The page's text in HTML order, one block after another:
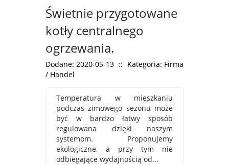
Świetnie przygotowane
kotły centralnego
ogrzewania.
Dodane: 2020-05-13 :: Kategoria: Firma
/ Handel
Temperatura w mieszkaniu
podczas zimowego sezonu może
być w bardzo łatwy sposób
regulowana dzięki naszym
systemom. Proponujemy
ekologiczne, a przy tym nie
odbiegające wydajnością od...